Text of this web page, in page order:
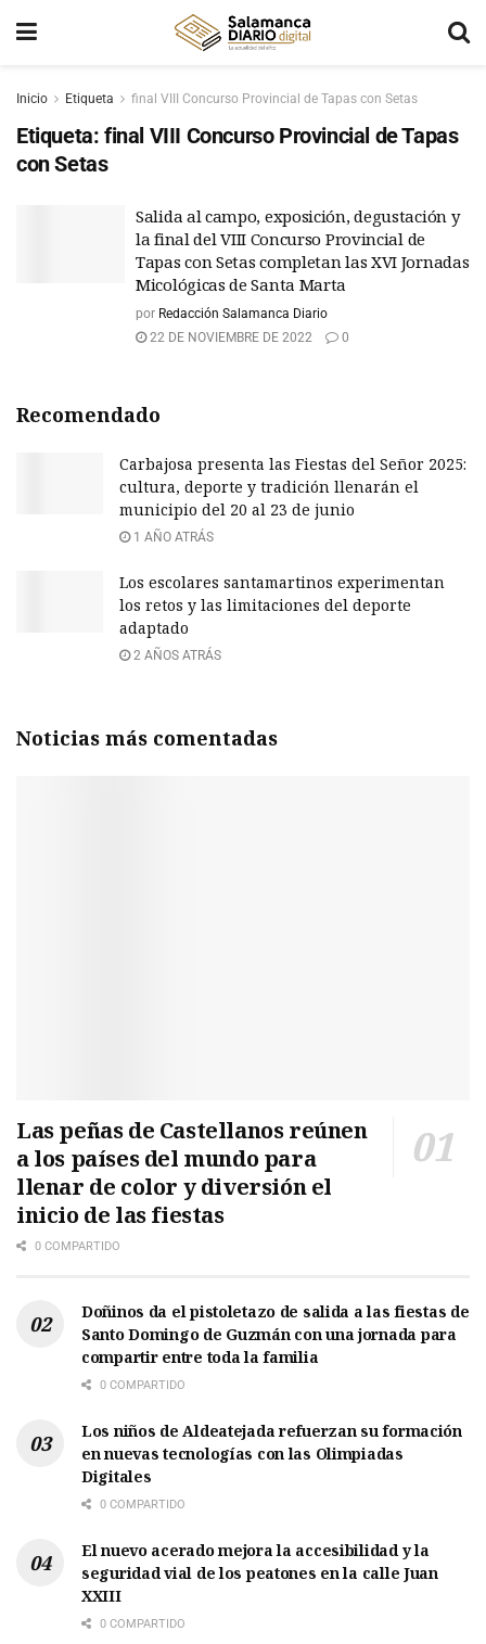
Inicio Etiqueta final VIII Concurso Provincial de Tapas con Setas
Etiqueta: final VIII Concurso Provincial de Tapas
con Setas
Salida al campo, exposición, degustación y
la final del VIII Concurso Provincial de
Tapas con Setas completan las XVI Jornadas
Micológicas de Santa Marta
por Redacción Salamanca Diario
22 DE NOVIEMBRE DE 2022
0
Recomendado
Carbajosa presenta las Fiestas del Señor 2025:
cultura, deporte y tradición llenarán el
municipio del 20 al 23 de junio
1 AÑO ATRÁS
Los escolares santamartinos experimentan
los retos y las limitaciones del deporte
adaptado
2 AÑOS ATRÁS
Noticias más comentadas
Las peñas de Castellanos reúnen
a los países del mundo para
llenar de color y diversión el
inicio de las fiestas
0 COMPARTIDO
Doñinos da el pistoletazo de salida a las fiestas de
Santo Domingo de Guzmán con una jornada para
compartir entre toda la familia
0 COMPARTIDO
Los niños de Aldeatejada refuerzan su formación
en nuevas tecnologías con las Olimpiadas
Digitales
0 COMPARTIDO
El nuevo acerado mejora la accesibilidad y la
seguridad vial de los peatones en la calle Juan
XXIII
0 COMPARTIDO